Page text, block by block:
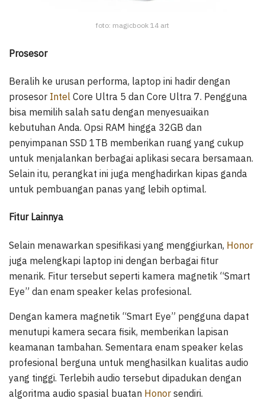
foto: magicbook 14 art
Prosesor
Beralih ke urusan performa, laptop ini hadir dengan
prosesor Intel Core Ultra 5 dan Core Ultra 7. Pengguna
bisa memilih salah satu dengan menyesuaikan
kebutuhan Anda. Opsi RAM hingga 32GB dan
penyimpanan SSD 1TB memberikan ruang yang cukup
untuk menjalankan berbagai aplikasi secara bersamaan.
Selain itu, perangkat ini juga menghadirkan kipas ganda
untuk pembuangan panas yang lebih optimal.
Fitur Lainnya
Selain menawarkan spesifikasi yang menggiurkan, Honor
juga melengkapi laptop ini dengan berbagai fitur
menarik. Fitur tersebut seperti kamera magnetik “Smart
Eye” dan enam speaker kelas profesional.
Dengan kamera magnetik “Smart Eye” pengguna dapat
menutupi kamera secara fisik, memberikan lapisan
keamanan tambahan. Sementara enam speaker kelas
profesional berguna untuk menghasilkan kualitas audio
yang tinggi. Terlebih audio tersebut dipadukan dengan
algoritma audio spasial buatan Honor sendiri.